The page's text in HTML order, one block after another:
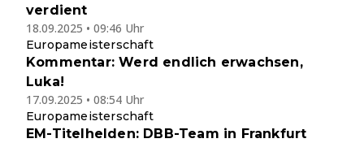
verdient
18.09.2025 • 09:46 Uhr
Europameisterschaft
Kommentar: Werd endlich erwachsen,
Luka!
17.09.2025 • 08:54 Uhr
Europameisterschaft
EM-Titelhelden: DBB-Team in Frankfurt